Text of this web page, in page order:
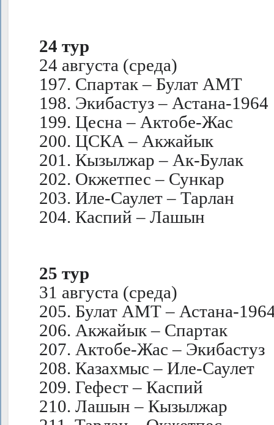
24 тур
24 августа (среда)
197. Спартак – Булат АМТ
198. Экибастуз – Астана-1964
199. Цесна – Актобе-Жас
200. ЦСКА – Акжайык
201. Кызылжар – Ак-Булак
202. Окжетпес – Сункар
203. Иле-Саулет – Тарлан
204. Каспий – Лашын
25 тур
31 августа (среда)
205. Булат АМТ – Астана-
206. Акжайык – Спартак
207. Актобе-Жас – Экибастуз
208. Казахмыс – Иле-Саулет
209. Гефест – Каспий
210. Лашын – Кызылжар